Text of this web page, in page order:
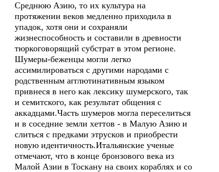
Среднюю Азию, то их культура на
протяжении веков медленно приходила в
упадок, хотя они и сохраняли
жизнеспособность и составили в древности
тюркоговорящий субстрат в этом регионе.
Шумеры-беженцы могли легко
ассимилироваться с другими народами с
родственным агглютинативным языком
привнеся в него как лексику шумерского, так
и семитского, как результат общения с
аккадцами.Часть шумеров могла переселиться
и в соседние земли хеттов - в Малую Азию и
слиться с предками этрусков и приобрести
новую идентичность.Итальянские ученые
отмечают, что в конце бронзового века из
Малой Азии в Тоскану на своих кораблях и со